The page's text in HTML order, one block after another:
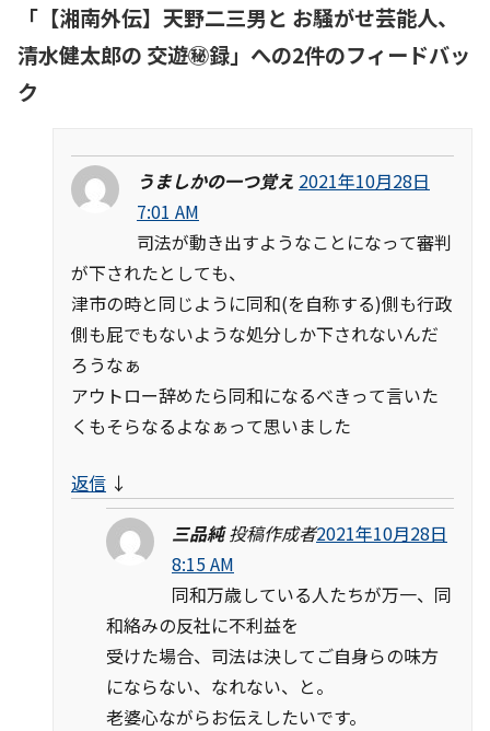
「 【湘南外伝】天野二三男と お騒がせ芸能人、
清水健太郎の 交遊㊙録」への2件のフィードバッ
ク
うましかの一つ覚え 2021年10月28日
7:01 AM
司法が動き出すようなことになって審判
が下されたとしても、
津市の時と同じように同和(を自称する)側も行政
側も屁でもないような処分しか下されないんだ
ろうなぁ
アウトロー辞めたら同和になるべきって言いた
くもそらなるよなぁって思いました
返信 ↓
三品純 投稿作成者2021年10月28日
8:15 AM
同和万歳している人たちが万一、同
和絡みの反社に不利益を
受けた場合、司法は決してご自身らの味方
にならない、なれない、と。
老婆心ながらお伝えしたいです。